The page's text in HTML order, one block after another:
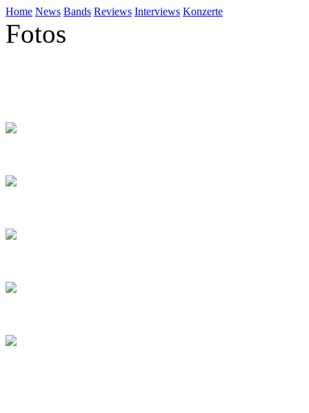
Home News Bands Reviews Interviews Konzerte
Fotos